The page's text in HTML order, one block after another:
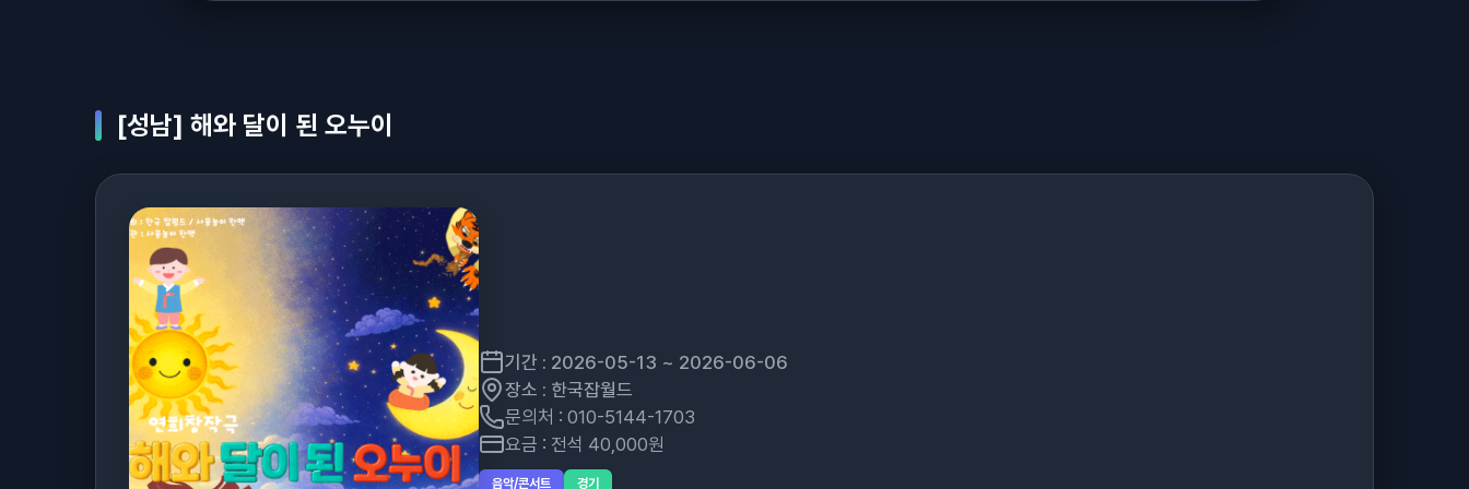
[성남] 해와 달이 된 오누이
기간 : 2026-05-13 ~ 2026-06-06
장소 : 한국잡월드
문의처 : 010-5144-1703
요금 : 전석 40,000원
음악/콘서트 경기